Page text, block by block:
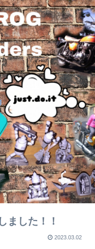
ました！！
2023.03.02